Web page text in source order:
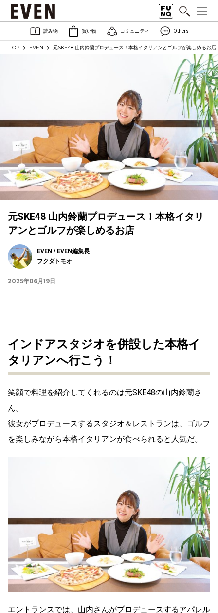
読み物 買い物 コミュニティ Others
TOP EVEN 元SKE48 山内鈴蘭プロデュース！本格イタリアンとゴルフが楽しめるお店
元SKE48 山内鈴蘭プロデュース！本格イタリ
アンとゴルフが楽しめるお店
EVEN / EVEN編集長
フクダトモオ
2025年06月19日
インドアスタジオを併設した本格イ
タリアンへ行こう！
笑顔で料理を紹介してくれるのは元SKE48の山内鈴蘭さ
ん。
彼女がプロデュースするスタジオ＆レストランは、ゴルフ
を楽しみながら本格イタリアンが食べられると人気だ。
エントランスでは、山内さんがプロデュースするアパレル